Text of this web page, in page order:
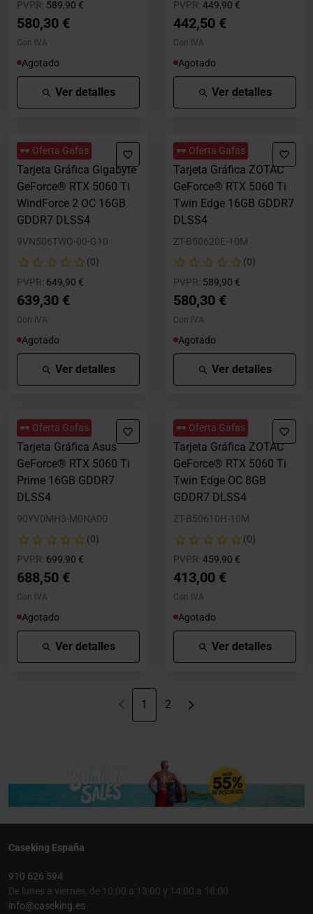
PVPR: Precio rebajado desde
589,90 €
580,30 €
Con IVA
Agotado
Ver detalles
PVPR: Precio rebajado desde
449,90 €
442,50 €
Con IVA
Agotado
Ver detalles
🕶️ Oferta Gafas
Tarjeta Gráfica Gigabyte
GeForce® RTX 5060 Ti
WindForce 2 OC 16GB
GDDR7 DLSS4
9VN506TWO-00-G10
(0)
PVPR: Precio rebajado desde
649,90 €
639,30 €
Con IVA
Agotado
Ver detalles
🕶️ Oferta Gafas
Tarjeta Gráfica ZOTAC
GeForce® RTX 5060 Ti
Twin Edge 16GB GDDR7
DLSS4
ZT-B50620E-10M
(0)
PVPR: Precio rebajado desde
589,90 €
580,30 €
Con IVA
Agotado
Ver detalles
🕶️ Oferta Gafas
Tarjeta Gráfica Asus
GeForce® RTX 5060 Ti
Prime 16GB GDDR7
DLSS4
90YV0MH3-M0NA00
(0)
PVPR: Precio rebajado desde
699,90 €
688,50 €
Con IVA
Agotado
Ver detalles
🕶️ Oferta Gafas
Tarjeta Gráfica ZOTAC
GeForce® RTX 5060 Ti
Twin Edge OC 8GB
GDDR7 DLSS4
ZT-B50610H-10M
(0)
PVPR: Precio rebajado desde
459,90 €
413,00 €
Con IVA
Agotado
Ver detalles
1 2
Caseking España
910 626 594
De lunes a viernes, de 10:00 a 13:00 y 14:00 a 18:00
info@caseking.es